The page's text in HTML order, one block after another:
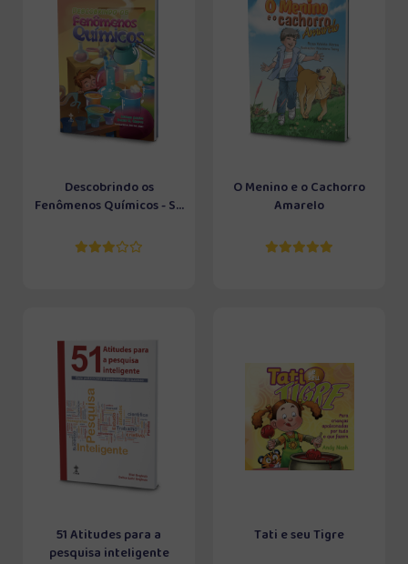
Descobrindo os
Fenômenos Químicos - S...
O Menino e o Cachorro
Amarelo
51 Atitudes para a
pesquisa inteligente
Tati e seu Tigre